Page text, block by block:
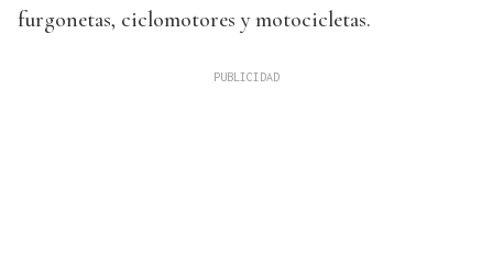
furgonetas, ciclomotores y motocicletas.